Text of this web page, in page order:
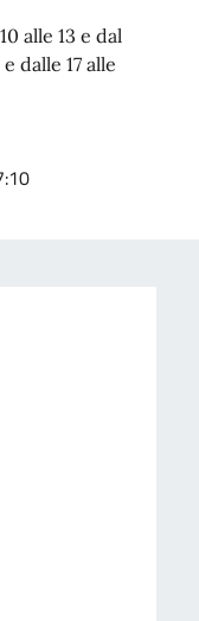
alle 13 e dal
dalle 17 alle